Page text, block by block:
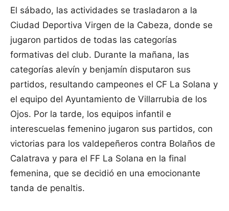
El sábado, las actividades se trasladaron a la
Ciudad Deportiva Virgen de la Cabeza, donde se
jugaron partidos de todas las categorías
formativas del club. Durante la mañana, las
categorías alevín y benjamín disputaron sus
partidos, resultando campeones el CF La Solana y
el equipo del Ayuntamiento de Villarrubia de los
Ojos. Por la tarde, los equipos infantil e
interescuelas femenino jugaron sus partidos, con
victorias para los valdepeñeros contra Bolaños de
Calatrava y para el FF La Solana en la final
femenina, que se decidió en una emocionante
tanda de penaltis.